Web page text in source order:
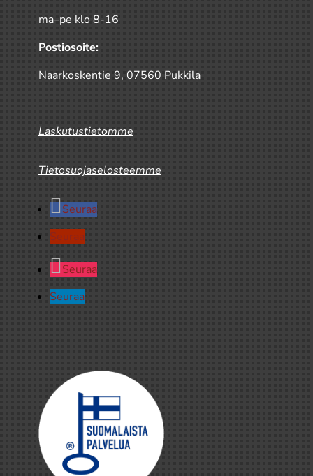
ma–pe klo 8-16
Postiosoite:
Naarkoskentie 9, 07560 Pukkila
Laskutustietomme
Tietosuojaselosteemme
Seuraa
Seuraa
Seuraa
Seuraa